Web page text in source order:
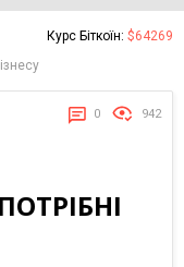
Курс Біткоїн: $64269
0 942